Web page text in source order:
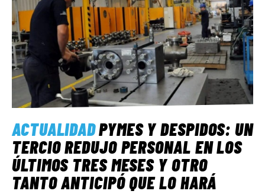
ACTUALIDADPYMES Y DESPIDOS: UN
TERCIO REDUJO PERSONAL EN LOS
ÚLTIMOS TRES MESES Y OTRO
TANTO ANTICIPÓ QUE LO HARÁ